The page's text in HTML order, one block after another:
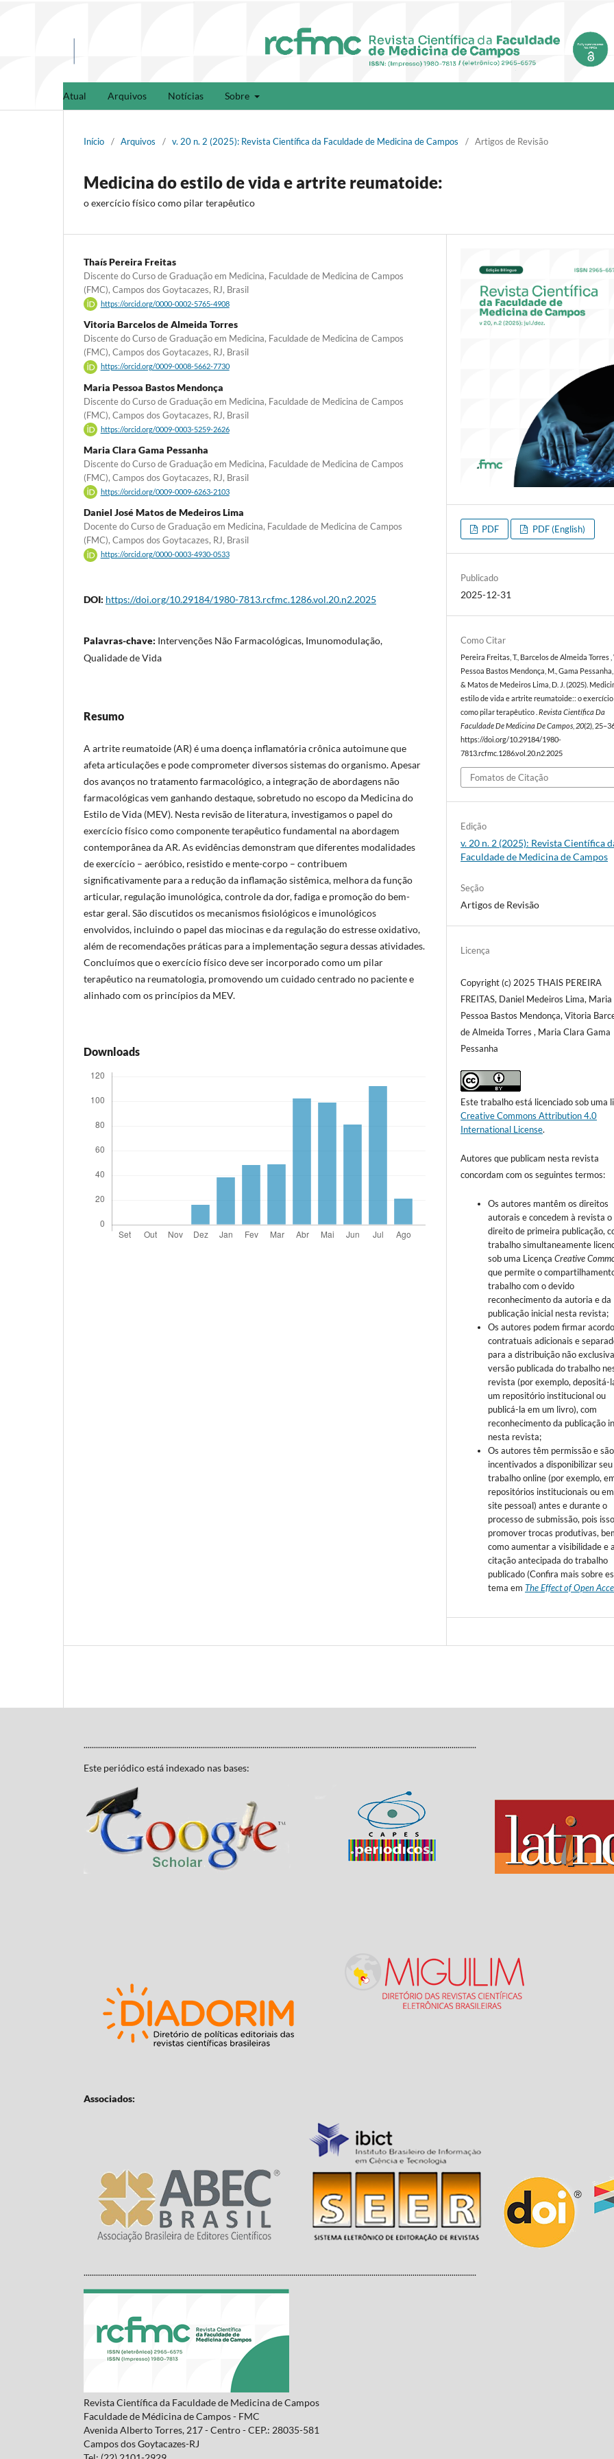
Atual Arquivos Notícias Sobre
Início / Arquivos / v. 20 n. 2 (2025): Revista Científica da Faculdade de Medicina de Campos / Artigos de Revisão
Medicina do estilo de vida e artrite reumatoide:
o exercício físico como pilar terapêutico
Thaís Pereira Freitas
Discente do Curso de Graduação em Medicina, Faculdade de Medicina de Campos
(FMC), Campos dos Goytacazes, RJ, Brasil
https://orcid.org/0000-0002-5765-4908
Vitoria Barcelos de Almeida Torres
Discente do Curso de Graduação em Medicina, Faculdade de Medicina de Campos
(FMC), Campos dos Goytacazes, RJ, Brasil
https://orcid.org/0009-0008-5662-7730
Maria Pessoa Bastos Mendonça
Discente do Curso de Graduação em Medicina, Faculdade de Medicina de Campos
(FMC), Campos dos Goytacazes, RJ, Brasil
https://orcid.org/0009-0003-5259-2626
Maria Clara Gama Pessanha
Discente do Curso de Graduação em Medicina, Faculdade de Medicina de Campos
(FMC), Campos dos Goytacazes, RJ, Brasil
https://orcid.org/0009-0009-6263-2103
Daniel José Matos de Medeiros Lima
Docente do Curso de Graduação em Medicina, Faculdade de Medicina de Campos
(FMC), Campos dos Goytacazes, RJ, Brasil
https://orcid.org/0000-0003-4930-0533
DOI: https://doi.org/10.29184/1980-7813.rcfmc.1286.vol.20.n2.2025
Palavras-chave: Intervenções Não Farmacológicas, Imunomodulação,
Qualidade de Vida
Resumo
A artrite reumatoide (AR) é uma doença inflamatória crônica autoimune que
afeta articulações e pode comprometer diversos sistemas do organismo. Apesar
dos avanços no tratamento farmacológico, a integração de abordagens não
farmacológicas vem ganhando destaque, sobretudo no escopo da Medicina do
Estilo de Vida (MEV). Nesta revisão de literatura, investigamos o papel do
exercício físico como componente terapêutico fundamental na abordagem
contemporânea da AR. As evidências demonstram que diferentes modalidades
de exercício – aeróbico, resistido e mente-corpo – contribuem
significativamente para a redução da inflamação sistêmica, melhora da função
articular, regulação imunológica, controle da dor, fadiga e promoção do bem-
estar geral. São discutidos os mecanismos fisiológicos e imunológicos
envolvidos, incluindo o papel das miocinas e da regulação do estresse oxidativo,
além de recomendações práticas para a implementação segura dessas atividades.
Concluímos que o exercício físico deve ser incorporado como um pilar
terapêutico na reumatologia, promovendo um cuidado centrado no paciente e
alinhado com os princípios da MEV.
Downloads
PDF PDF (English)
Publicado
2025-12-31
Como Citar
Pereira Freitas, T., Barcelos de Almeida Torres ,
Pessoa Bastos Mendonça, M., Gama Pessanha,
& Matos de Medeiros Lima, D. J. (2025).
estilo de vida e artrite reumatoide:: o
como pilar terapêutico .Revista Científica Da
Faculdade De Medicina De Campos 20(2),
https://doi.org/10.29184/1980-
7813.rcfmc.1286.vol.20.n2.2025
Fomatos de Citação
Edição
v. 20 n. 2 (2025): Revista Científica
Faculdade de Medicina de Campos
Seção
Artigos de Revisão
Licença
Copyright (c) 2025 THAIS PEREIRA
FREITAS, Daniel Medeiros Lima, Maria
Pessoa Bastos Mendonça, Vitoria
de Almeida Torres , Maria Clara Gama
Pessanha
Este trabalho está licenciado sob uma
Creative Commons Attribution 4.0
International License.
Autores que publicam nesta revista
concordam com os seguintes termos:
Os autores mantêm os direitos
autorais e concedem à revista o
direito de primeira publicação,
trabalho simultaneamente
sob uma LicençaCreative
que permite o
trabalho com o devido
reconhecimento da autoria e da
publicação inicial nesta revista;
Os autores podem firmar
contratuais adicionais e
para a distribuição não
versão publicada do trabalho
revista (por exemplo, depositá-
um repositório institucional ou
publicá-la em um livro), com
reconhecimento da publicação
nesta revista;
Os autores têm permissão e são
incentivados a disponibilizar seu
trabalho online (por exemplo,
repositórios institucionais ou
site pessoal) antes e durante o
processo de submissão, pois
promover trocas produtivas,
como aumentar a visibilidade e a
citação antecipada do trabalho
publicado (Confira mais sobre
tema emThe Effect of Open
...............................................................................................................................................................................................
Este periódico está indexado nas bases:
Associados:
...............................................................................................................................................................................................
Revista Científica da Faculdade de Medicina de Campos
Faculdade de Médicina de Campos - FMC
Avenida Alberto Torres, 217 - Centro - CEP.: 28035-581
Campos dos Goytacazes-RJ